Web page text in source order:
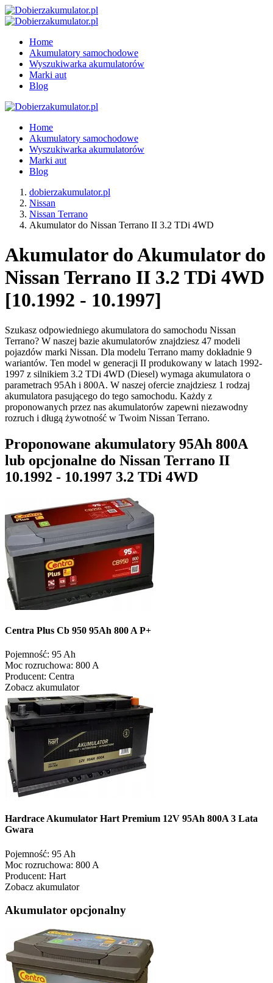
Home
Akumulatory samochodowe
Wyszukiwarka akumulatorów
Marki aut
Blog
Home
Akumulatory samochodowe
Wyszukiwarka akumulatorów
Marki aut
Blog
dobierzakumulator.pl
Nissan
Nissan Terrano
Akumulator do Nissan Terrano II 3.2 TDi 4WD
Akumulator do Akumulator do
Nissan Terrano II 3.2 TDi 4WD
[10.1992 - 10.1997]
Szukasz odpowiedniego akumulatora do samochodu Nissan
Terrano? W naszej bazie akumulatorów znajdziesz 47 modeli
pojazdów marki Nissan. Dla modelu Terrano mamy dokładnie 9
wariantów. Ten model w generacji II produkowany w latach 1992-
1997 z silnikiem 3.2 TDi 4WD (Diesel) wymaga akumulatora o
parametrach 95Ah i 800A. W naszej ofercie znajdziesz 1 rodzaj
akumulatora pasującego do tego samochodu. Każdy z
proponowanych przez nas akumulatorów zapewni niezawodny
rozruch i długą żywotność w Twoim Nissan Terrano.
Proponowane akumulatory 95Ah 800A
lub opcjonalne do Nissan Terrano II
10.1992 - 10.1997 3.2 TDi 4WD
Centra Plus Cb 950 95Ah 800 A P+
Pojemność: 95 Ah
Moc rozruchowa: 800 A
Producent: Centra
Zobacz akumulator
Hardrace Akumulator Hart Premium 12V 95Ah 800A 3 Lata
Gwara
Pojemność: 95 Ah
Moc rozruchowa: 800 A
Producent: Hart
Zobacz akumulator
Akumulator opcjonalny